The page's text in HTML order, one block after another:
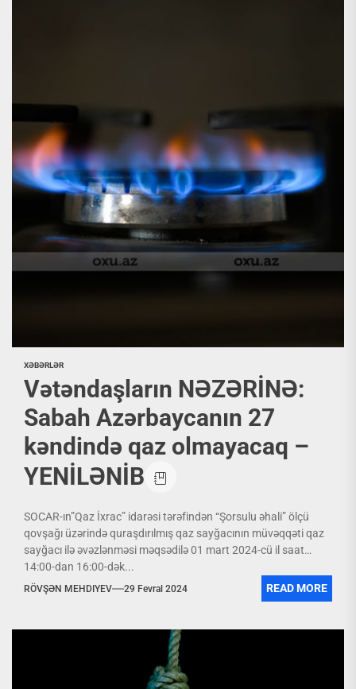
XƏBƏRLƏR
Vətəndaşların NƏZƏRİNƏ:
Sabah Azərbaycanın 27
kəndində qaz olmayacaq –
YENİLƏNİB
SOCAR-ın”Qaz İxrac” idarəsi tərəfindən “Şorsulu əhali” ölçü
qovşağı üzərində quraşdırılmış qaz sayğacının müvəqqəti qaz
sayğacı ilə əvəzlənməsi məqsədilə 01 mart 2024-cü il saat
14:00-dan 16:00-dək...
RÖVŞƏN MEHDIYEV 29 Fevral 2024 READ MORE